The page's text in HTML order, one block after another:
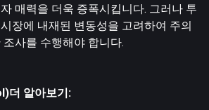
매력을 더욱 증폭시킵니다. 그러나 투
장에 내재된 변동성을 고려하여 주의
사를 수행해야 합니다.
더 알아보기: